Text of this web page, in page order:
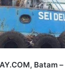
Batam –